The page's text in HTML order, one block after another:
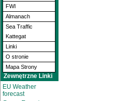
FWI
Almanach
Sea Traffic
Kattegat
Linki
O stronie
Mapa Strony
Zewnętrzne Linki
EU Weather
forecast